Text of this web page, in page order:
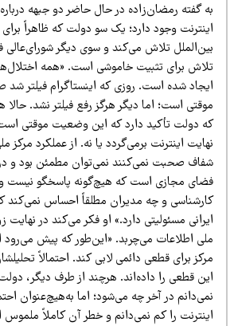
گفته رمضان‌زاده در حال حاضر دو جبهه درباره
وجود دارد؛ یک سو دولت که ظاهراً برای
تلاش می‌کند و سوی دیگر شورای‌عالی فضای
برای تثبیت خاموشی است. «همه اختلال‌ها با
شده است. روزی که اینستاگرام فیلتر شد صحبت
است؛ اما دیگر هرگز رفع فیلتر نشد. حالا هم
دولت تأکید دارد که این وضعیت موقتی است.
اینترنت برمی‌گردد یا نه. از عملکرد مرکز ملی
صحبت نمی‌کنند نمی‌توان مطمئن بود و در سوی
مجازی است که هیچ‌گونه پاسخگو نیست و چه
و چه مدیران مطلقاً احساس نمی‌کند که
مسئولیتی دارد.» او فکر می‌کند در نهایت زور
اطلاعات می‌چربد. «این‌طور که پیش می‌رود
برای قطعی دائمی لابی کند. احتمالاً تحلیلشان
قطعی را داده‌اند. هرچند از طرف دیگر، دولت در
در آخر چه می‌شود؛ اما به‌هیچ‌عنوان احتمال
را کم نمی‌دانم و خطر آن کاملاً ملموس